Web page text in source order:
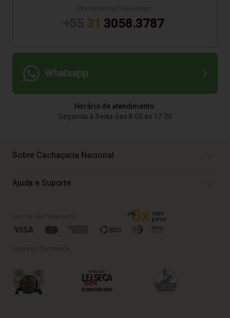
31 3058.3787
Whatsapp
Horário de atendimento:
Segunda à Sexta das 8:00 às 17:00
Sobre Cachaçaria Nacional
Ajuda e Suporte